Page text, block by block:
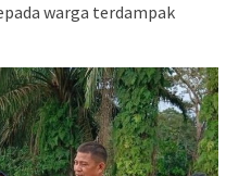
warga terdampak